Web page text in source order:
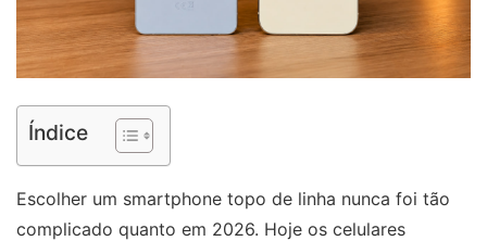
Índice
Escolher um smartphone topo de linha nunca foi tão
complicado quanto em 2026. Hoje os celulares